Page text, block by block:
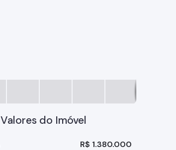
Valores do Imóvel
R$ 1.380.000